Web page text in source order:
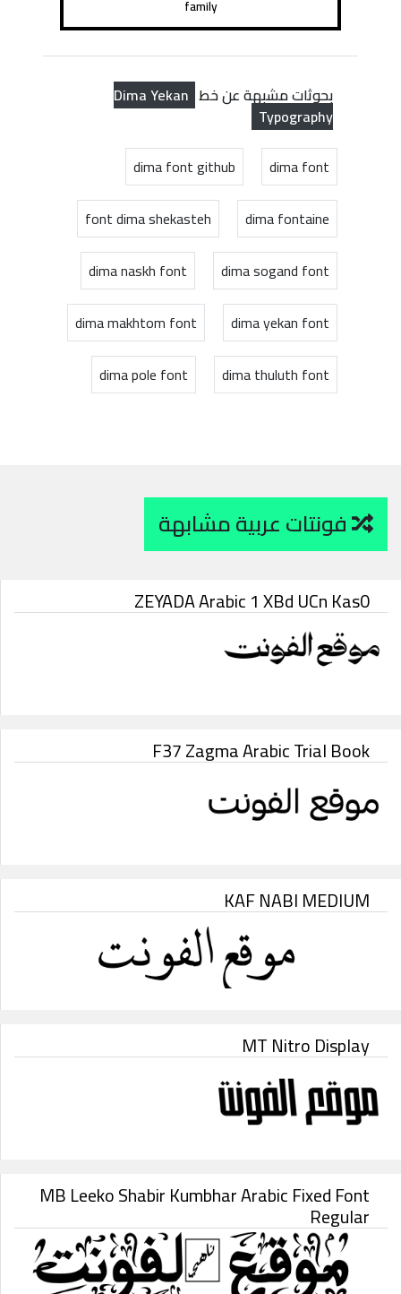
family
بحوثات مشبهة عن خط Dima Yekan
Typography
dima font
dima font github
dima fontaine
font dima shekasteh
dima sogand font
dima naskh font
dima yekan font
dima makhtom font
dima thuluth font
dima pole font
ZEYADA Arabic 1 XBd UCn Kas0
F37 Zagma Arabic Trial Book
KAF NABI MEDIUM
MT Nitro Display
MB Leeko Shabir Kumbhar Arabic Fixed Font
Regular